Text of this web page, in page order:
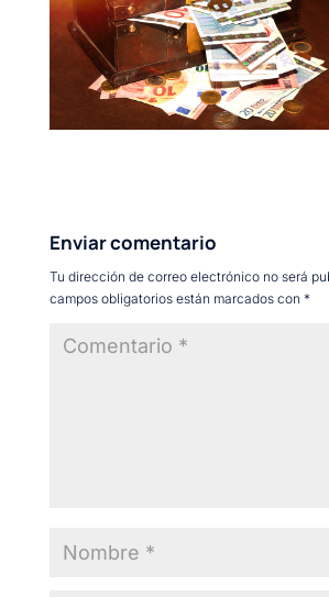
Enviar comentario
Tu dirección de correo electrónico no será
campos obligatorios están marcados con *